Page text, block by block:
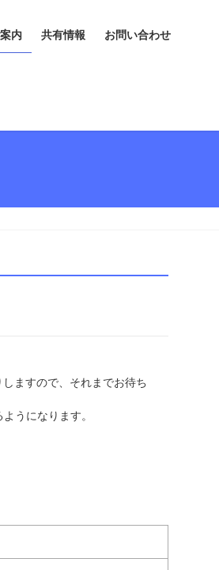
内 共有情報 お問い合わせ
ますので、それまでお待ち
うになります。